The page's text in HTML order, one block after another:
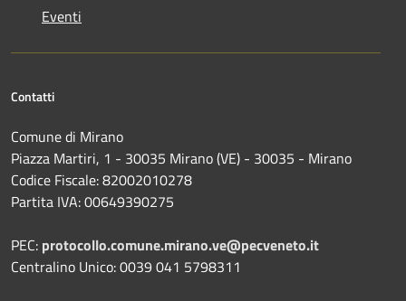
Eventi
Contatti
Comune di Mirano
Piazza Martiri, 1 - 30035 Mirano (VE) - 30035 - Mirano
Codice Fiscale: 82002010278
Partita IVA: 00649390275
PEC: protocollo.comune.mirano.ve@pecveneto.it
Centralino Unico: 0039 041 5798311